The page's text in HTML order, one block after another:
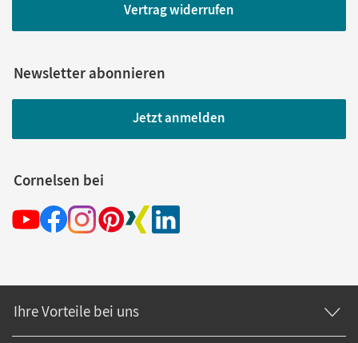
Vertrag widerrufen
Newsletter abonnieren
Jetzt anmelden
Cornelsen bei
Ihre Vorteile bei uns